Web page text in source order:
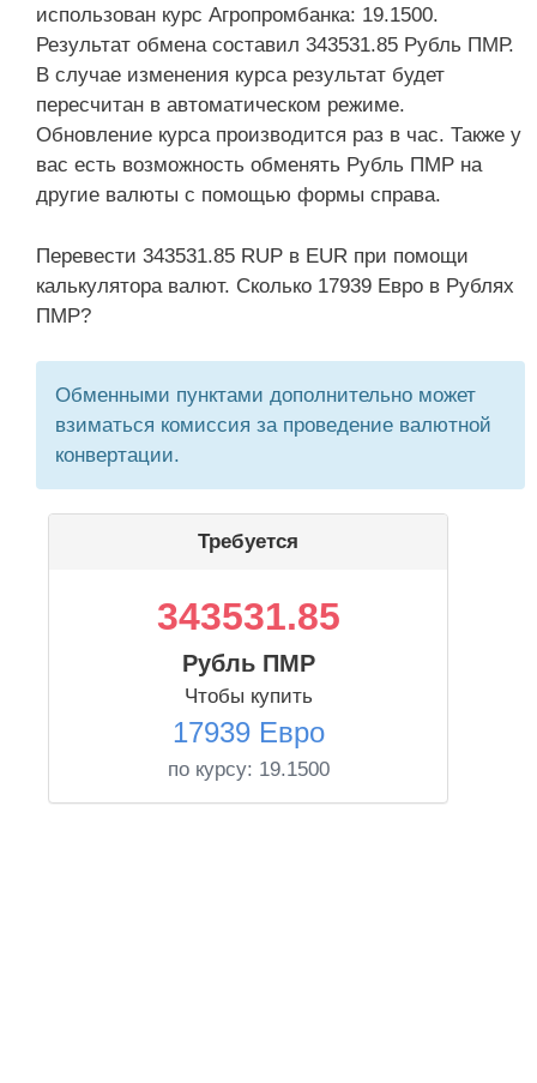
использован курс Агропромбанка: 19.1500.
Результат обмена составил 343531.85 Рубль ПМР.
В случае изменения курса результат будет
пересчитан в автоматическом режиме.
Обновление курса производится раз в час. Также у
вас есть возможность обменять Рубль ПМР на
другие валюты с помощью формы справа.
Перевести 343531.85 RUP в EUR при помощи
калькулятора валют. Сколько 17939 Евро в Рублях
ПМР?
Обменными пунктами дополнительно может
взиматься комиссия за проведение валютной
конвертации.
Требуется
343531.85
Рубль ПМР
Чтобы купить
17939 Евро
по курсу: 19.1500